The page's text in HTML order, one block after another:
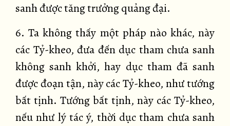
sanh được tăng trưởng quảng đại.
6. Ta không thấy một pháp nào khác, này
các Tỷ-kheo, đưa đến dục tham chưa sanh
không sanh khởi, hay dục tham đã sanh
được đoạn tận, này các Tỷ-kheo, như tướng
bất tịnh. Tướng bất tịnh, này các Tỷ-kheo,
nếu như lý tác ý, thời dục tham chưa sanh